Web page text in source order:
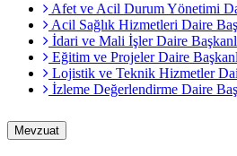
Afet ve Acil Durum Yönetimi
Acil Sağlık Hizmetleri Daire
İdari ve Mali İşler Daire
Eğitim ve Projeler Daire
Lojistik ve Teknik Hizmetler
İzleme Değerlendirme Daire
Mevzuat